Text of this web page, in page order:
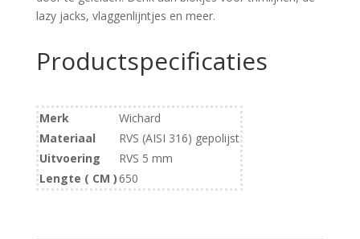
lazy jacks, vlaggenlijntjes en meer.
Productspecificaties
Merk
Wichard
Materiaal
RVS (AISI 316) gepolijst
Uitvoering
RVS 5 mm
Lengte ( CM )650